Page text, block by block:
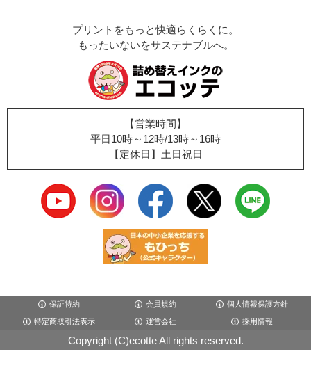
プリントをもっと快適らくらくに。
もったいないをサステナブルへ。
【営業時間】
平日10時～12時/13時～16時
【定休日】土日祝日
保証特約 会員規約 個人情報保護方針
特定商取引法表示 運営会社 採用情報
Copyright (C)ecotte All rights reserved.